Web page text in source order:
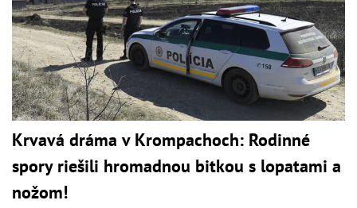
Krvavá dráma v Krompachoch: Rodinné
spory riešili hromadnou bitkou s lopatami a
nožom!